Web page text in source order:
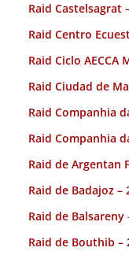
Raid Castelsagrat
Raid Centro
Raid Ciclo AECCA
Raid Ciudad de
Raid Companhia
Raid Companhia
Raid de Argentan
Raid de Badajoz –
Raid de Balsareny
Raid de Bouthib –